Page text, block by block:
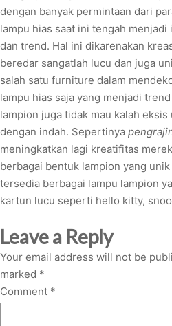
dengan banyak permintaan dari
lampu hias saat ini tengah
dan trend. Hal ini dikarenakan
beredar sangatlah lucu dan juga
salah satu furniture dalam
lampu hias saja yang menjadi
lampion juga tidak mau kalah
dengan indah. Sepertinya
meningkatkan lagi kreatifitas
berbagai bentuk lampion yang
tersedia berbagai lampu lampion
kartun lucu seperti hello kitty,
Leave a Reply
Your email address will not be
marked *
Comment *